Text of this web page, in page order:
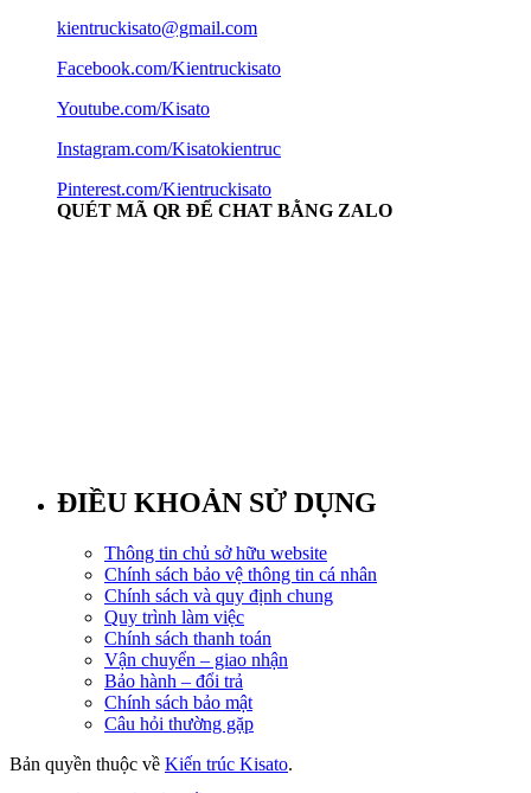
kientruckisato@gmail.com
Facebook.com/Kientruckisato
Youtube.com/Kisato
Instagram.com/Kisatokientruc
Pinterest.com/Kientruckisato
QUÉT MÃ QR ĐỂ CHAT BẰNG ZALO
ĐIỀU KHOẢN SỬ DỤNG
Thông tin chủ sở hữu website
Chính sách bảo vệ thông tin cá nhân
Chính sách và quy định chung
Quy trình làm việc
Chính sách thanh toán
Vận chuyển – giao nhận
Bảo hành – đổi trả
Chính sách bảo mật
Câu hỏi thường gặp
Bản quyền thuộc về Kiến trúc Kisato.